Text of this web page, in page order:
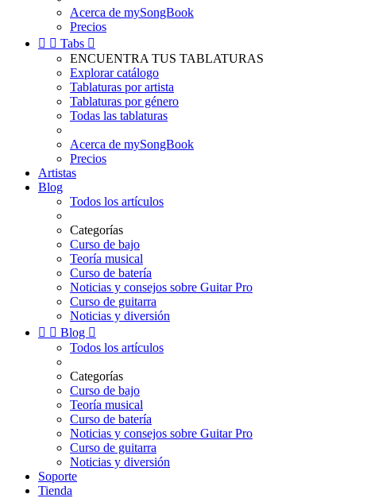
Acerca de mySongBook
Precios
  Tabs 
ENCUENTRA TUS TABLATURAS
Explorar catálogo
Tablaturas por artista
Tablaturas por género
Todas las tablaturas
Acerca de mySongBook
Precios
Artistas
Blog
Todos los artículos
Categorías
Curso de bajo
Teoría musical
Curso de batería
Noticias y consejos sobre Guitar Pro
Curso de guitarra
Noticias y diversión
  Blog 
Todos los artículos
Categorías
Curso de bajo
Teoría musical
Curso de batería
Noticias y consejos sobre Guitar Pro
Curso de guitarra
Noticias y diversión
Soporte
Tienda